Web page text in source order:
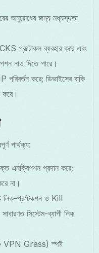
অনুরোধের জন্য মধ্যস্থতা
প্রটোকল ব্যবহার করে এবং
নাও দিতে পারে।
করে; ডিভাইসের বাকি
করে।
পার্থক্য:
এনক্রিপশন প্রদান করে;
না।
প্রটেকশন ও Kill
সিস্টেম-ব্যাপী লিক
VPN Grass) স্পষ্ট